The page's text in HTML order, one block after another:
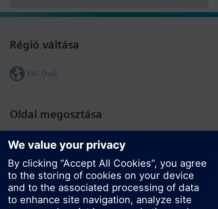
Oldal megosztása
Régió váltása
HU (hu)